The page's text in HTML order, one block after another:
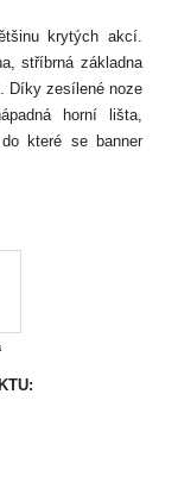
krytých akcí.
stříbrná základna
Díky zesílené noze
horní lišta,
které se banner